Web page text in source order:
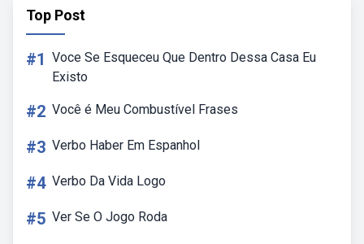
Top Post
#1 Voce Se Esqueceu Que Dentro Dessa Casa Eu
Existo
#2 Você é Meu Combustível Frases
#3 Verbo Haber Em Espanhol
#4 Verbo Da Vida Logo
#5 Ver Se O Jogo Roda